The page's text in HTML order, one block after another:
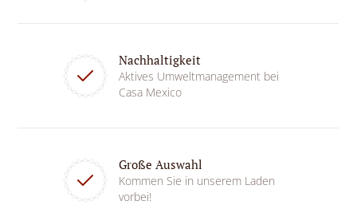
Nachhaltigkeit
Aktives Umweltmanagement bei
Casa Mexico
Große Auswahl
Kommen Sie in unserem Laden
vorbei!